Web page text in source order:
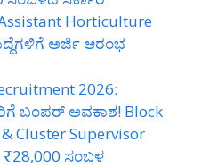
Horticulture
ಅರ್ಜಿ ಆರಂಭ
2026:
ಬಂಪರ್ ಅವಕಾಶ! Block
Cluster Supervisor
₹28,000 ಸಂಬಳ